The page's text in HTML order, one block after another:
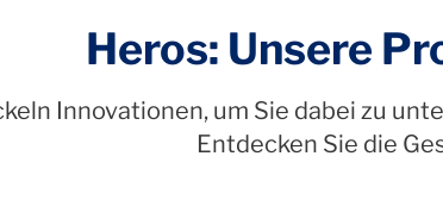
Heros: Unsere
Innovationen, um Sie dabei zu
Entdecken Sie die